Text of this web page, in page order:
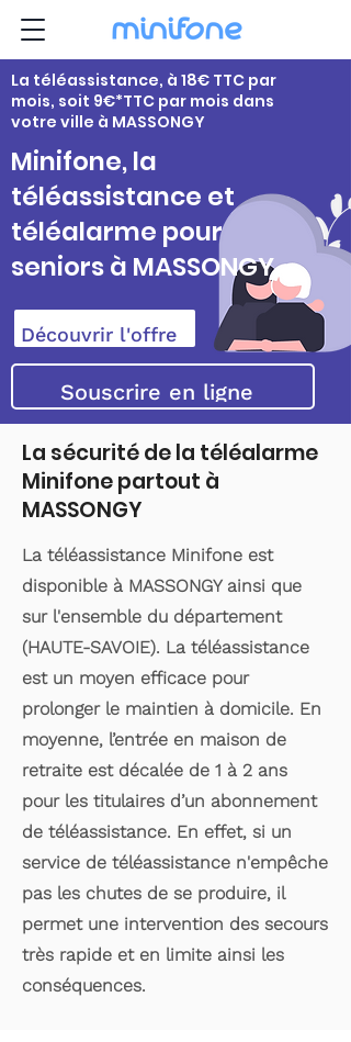
La téléassistance, à 18€ TTC par
mois, soit 9€*TTC par mois dans
votre ville à MASSONGY
Minifone, la
téléassistance et
téléalarme pour
seniors à MASSONGY
Découvrir l'offre
Souscrire en ligne
La sécurité de la téléalarme
Minifone partout à
MASSONGY
La téléassistance Minifone est
disponible à MASSONGY ainsi que
sur l'ensemble du département
(HAUTE-SAVOIE). La téléassistance
est un moyen efficace pour
prolonger le maintien à domicile. En
moyenne, l’entrée en maison de
retraite est décalée de 1 à 2 ans
pour les titulaires d’un abonnement
de téléassistance. En effet, si un
service de téléassistance n'empêche
pas les chutes de se produire, il
permet une intervention des secours
très rapide et en limite ainsi les
conséquences.